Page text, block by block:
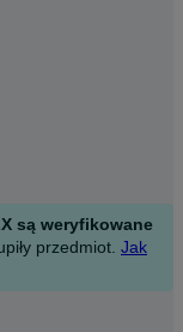
są weryfikowane
przedmiot. Jak